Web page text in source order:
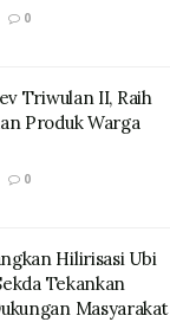
0
Triwulan II, Raih
Produk Warga
0
Hilirisasi Ubi
Tekankan
Masyarakat